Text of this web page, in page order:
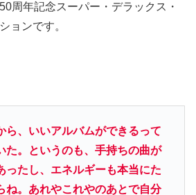
周年記念スーパー・デラックス・
ョンです。
ら、いいアルバムができるって
た。というのも、手持ちの曲が
ったし、エネルギーも本当にた
ね。あれやこれやのあとで自分